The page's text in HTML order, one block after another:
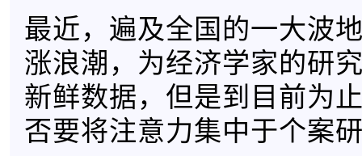
最近，遍及全国的一大波
涨浪潮，为经济学家的研
新鲜数据，但是到目前为
否要将注意力集中于个案